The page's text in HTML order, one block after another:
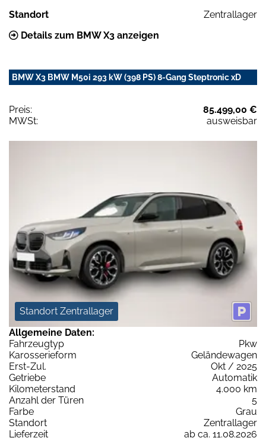
Standort
Zentrallager
Details zum BMW X3 anzeigen
BMW X3 BMW M50i 293 kW (398 PS) 8-Gang Steptronic xD
Preis:
85.499,00 €
MWSt:
ausweisbar
Standort Zentrallager
Allgemeine Daten:
Fahrzeugtyp
Pkw
Karosserieform
Geländewagen
Erst-Zul.
Okt / 2025
Getriebe
Automatik
Kilometerstand
4.000 km
Anzahl der Türen
5
Farbe
Grau
Standort
Zentrallager
Lieferzeit
ab ca. 11.08.2026